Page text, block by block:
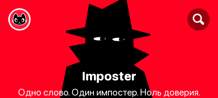
Imposter
Одно слово. Один импостер. Ноль доверия.